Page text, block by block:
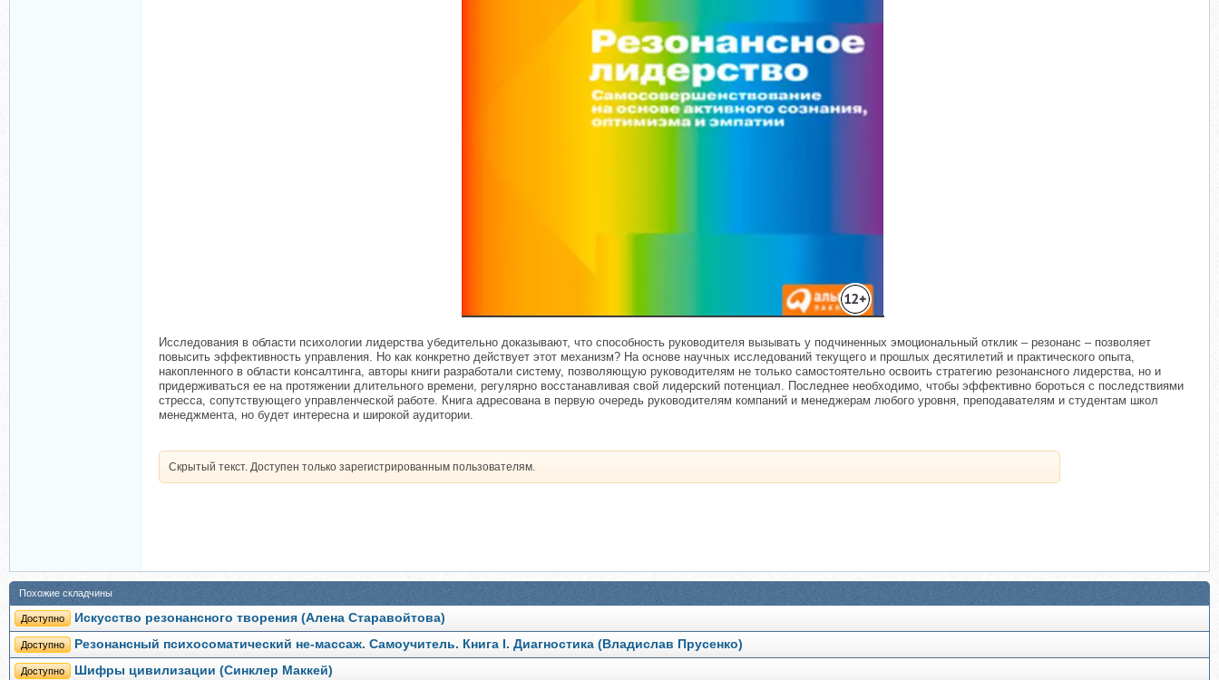
Исследования в области психологии лидерства убедительно доказывают, что способность руководителя вызывать у подчиненных эмоциональный отклик – резонанс – позволяет
повысить эффективность управления. Но как конкретно действует этот механизм? На основе научных исследований текущего и прошлых десятилетий и практического опыта,
накопленного в области консалтинга, авторы книги разработали систему, позволяющую руководителям не только самостоятельно освоить стратегию резонансного лидерства, но и
придерживаться ее на протяжении длительного времени, регулярно восстанавливая свой лидерский потенциал. Последнее необходимо, чтобы эффективно бороться с последствиями
стресса, сопутствующего управленческой работе. Книга адресована в первую очередь руководителям компаний и менеджерам любого уровня, преподавателям и студентам школ
менеджмента, но будет интересна и широкой аудитории.
Скрытый текст. Доступен только зарегистрированным пользователям.
Похожие складчины
Доступно Искусство резонансного творения (Алена Старавойтова)
Доступно Резонансный психосоматический не-массаж. Самоучитель. Книга I. Диагностика (Владислав Прусенко)
Доступно Шифры цивилизации (Синклер Маккей)